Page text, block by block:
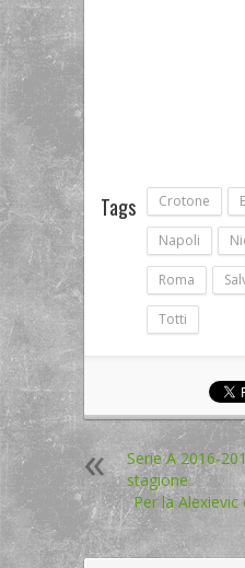
Tags Crotone
Napoli
Roma
Totti
Serie A 2016-
stagione
Per la